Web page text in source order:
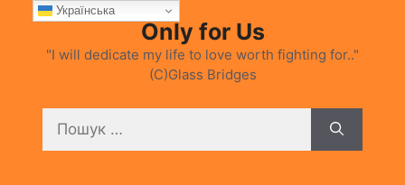
Перейти
вмісту
Only for Us
"I will dedicate my life to love worth fighting for.."
(C)Glass Bridges
Українська